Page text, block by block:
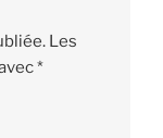
Les
*